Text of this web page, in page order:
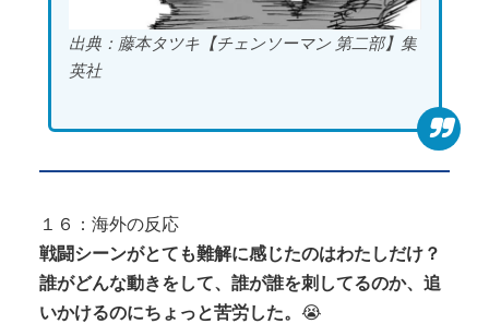
出典：藤本タツキ【チェンソーマン 第二部】集
英社
１６：海外の反応
戦闘シーンがとても難解に感じたのはわたしだけ？
誰がどんな動きをして、誰が誰を刺してるのか、追
いかけるのにちょっと苦労した。 😭